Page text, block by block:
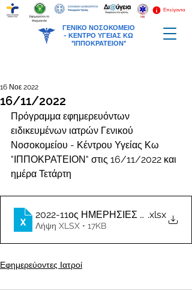
ΓΕΝΙΚΟ ΝΟΣΟΚΟΜΕΙΟ
- ΚΕΝΤΡΟ ΥΓΕΙΑΣ ΚΩ
"ΙΠΠΟΚΡΑΤΕΙΟΝ"
Επείγοντα
Εφημερεύοντα
Φαρμακεία
16/11/2022
16 Νοε 2022
Πρόγραμμα εφημερευόντων
ειδικευμένων ιατρών Γενικού
Νοσοκομείου - Κέντρου Υγείας Κω
"ΙΠΠΟΚΡΑΤΕΙΟΝ" στις 16/11/2022 και
ημέρα Τετάρτη
2022-11ος ΗΜΕΡΗΣΙΕΣ .xlsx
Λήψη XLSX • 17KB
Εφημερεύοντες Ιατροί